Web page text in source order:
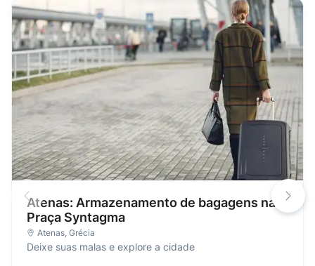
Atenas: Armazenamento de bagagens na
Praça Syntagma
Atenas, Grécia
Deixe suas malas e explore a cidade